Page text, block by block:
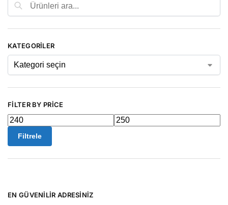
KATEGORILER
FILTER BY PRICE
Filtrele
EN GÜVENILIR ADRESINIZ